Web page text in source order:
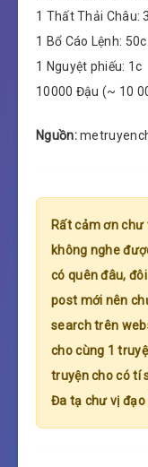
1 Thất Thải Châu:
1 Bổ Cáo Lệnh: 50c
1 Nguyệt phiếu: 1c
10000 Đậu (~ 10
Nguồn:
Rất cảm ơn
không nghe
có quên đâu,
post mới nên
search trên
cho cùng 1
truyện cho có tí
Đa tạ chư vị đạo